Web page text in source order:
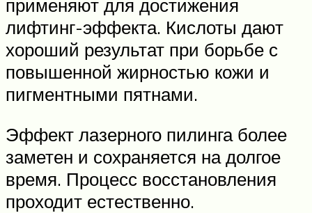
применяют для достижения
лифтинг-эффекта. Кислоты дают
хороший результат при борьбе с
повышенной жирностью кожи и
пигментными пятнами.
Эффект лазерного пилинга более
заметен и сохраняется на долгое
время. Процесс восстановления
проходит естественно.